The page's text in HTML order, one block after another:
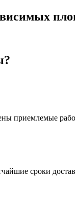
приемлемые
сроки